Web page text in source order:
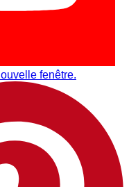
fenêtre.